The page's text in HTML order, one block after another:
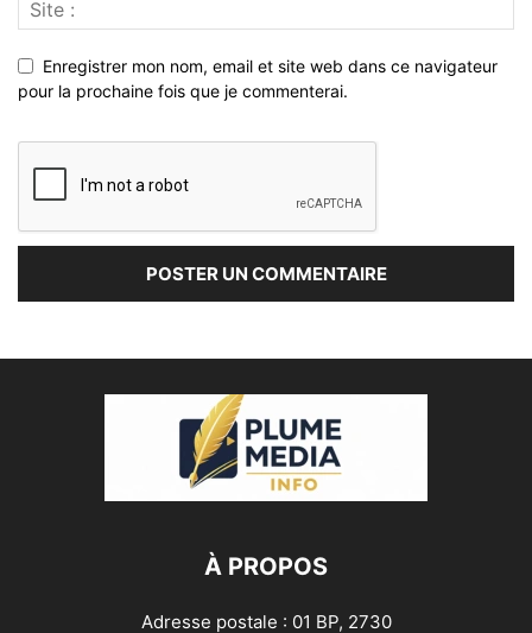
Enregistrer mon nom, email et site web dans ce navigateur
pour la prochaine fois que je commenterai.
À PROPOS
Adresse postale : 01 BP, 2730